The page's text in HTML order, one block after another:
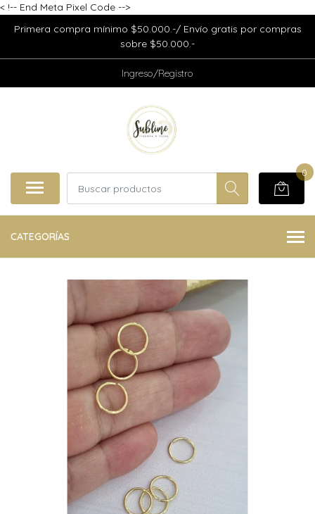
< !-- End Meta Pixel Code -->
Primera compra mínimo $50.000.-/ Envío gratis por compras
sobre $50.000.-
Ingreso/Registro
0
CATEGORÍAS